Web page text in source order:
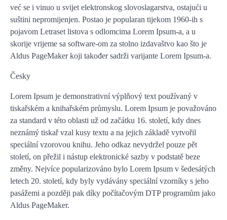
već se i vinuo u svijet elektronskog slovoslagarstva, ostajući u
suštini nepromijenjen. Postao je popularan tijekom 1960-ih s
pojavom Letraset listova s odlomcima Lorem Ipsum-a, a u
skorije vrijeme sa software-om za stolno izdavaštvo kao što je
Aldus PageMaker koji također sadrži varijante Lorem Ipsum-a.
Česky
Lorem Ipsum je demonstrativní výplňový text používaný v
tiskařském a knihařském průmyslu. Lorem Ipsum je považováno
za standard v této oblasti už od začátku 16. století, kdy dnes
neznámý tiskař vzal kusy textu a na jejich základě vytvořil
speciální vzorovou knihu. Jeho odkaz nevydržel pouze pět
století, on přežil i nástup elektronické sazby v podstatě beze
změny. Nejvíce popularizováno bylo Lorem Ipsum v šedesátých
letech 20. století, kdy byly vydávány speciální vzorníky s jeho
pasážemi a později pak díky počítačovým DTP programům jako
Aldus PageMaker.